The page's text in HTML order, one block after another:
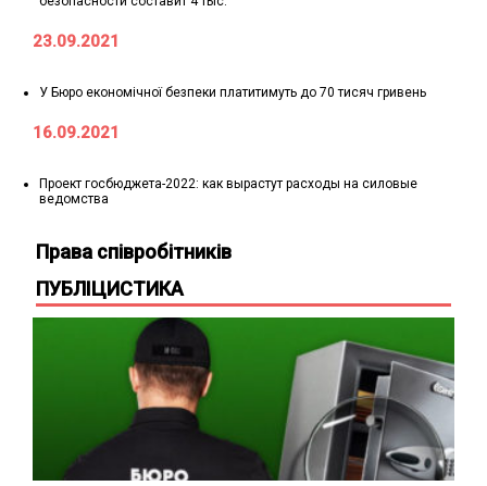
23.09.2021
У Бюро економічної безпеки платитимуть до 70 тисяч гривень
16.09.2021
Проект госбюджета-2022: как вырастут расходы на силовые
ведомства
Права співробітників
ПУБЛІЦИСТИКА